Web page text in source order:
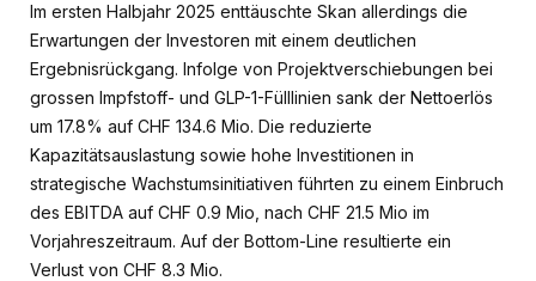
Im ersten Halbjahr 2025 enttäuschte Skan allerdings die
Erwartungen der Investoren mit einem deutlichen
Ergebnisrückgang. Infolge von Projektverschiebungen bei
grossen Impfstoff- und GLP-1-Fülllinien sank der Nettoerlös
um 17.8% auf CHF 134.6 Mio. Die reduzierte
Kapazitätsauslastung sowie hohe Investitionen in
strategische Wachstumsinitiativen führten zu einem Einbruch
des EBITDA auf CHF 0.9 Mio, nach CHF 21.5 Mio im
Vorjahreszeitraum. Auf der Bottom-Line resultierte ein
Verlust von CHF 8.3 Mio.